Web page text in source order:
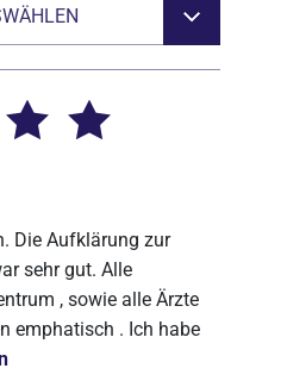
Die Aufklärung zur
sehr gut. Alle
, sowie alle Ärzte
emphatisch . Ich habe